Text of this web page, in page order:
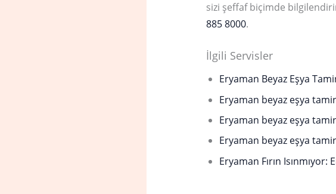
sizi şeffaf biçimde
885 8000.
İlgili Servisler
Eryaman Beyaz Eşya
Eryaman beyaz eşya
Eryaman beyaz eşya
Eryaman beyaz eşya
Eryaman Fırın